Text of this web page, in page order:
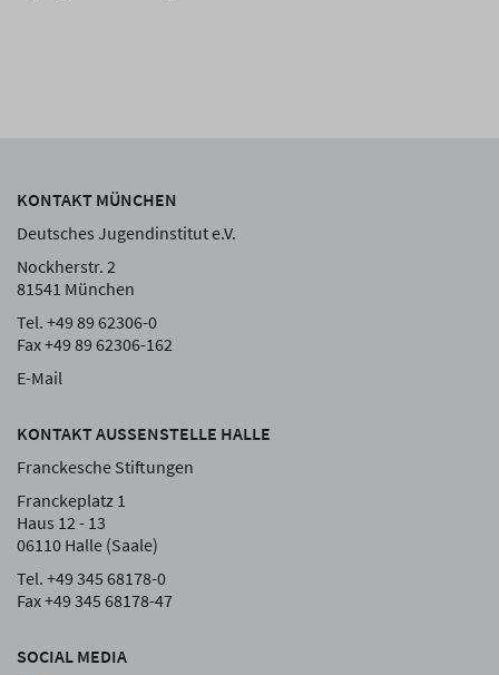
SOCIAL MEDIA
KONTAKT MÜNCHEN
Deutsches Jugendinstitut e.V.
Nockherstr. 2
81541 München
Tel. +49 89 62306-0
Fax +49 89 62306-162
E-Mail
KONTAKT AUSSENSTELLE HALLE
Franckesche Stiftungen
Franckeplatz 1
Haus 12 - 13
06110 Halle (Saale)
Tel. +49 345 68178-0
Fax +49 345 68178-47